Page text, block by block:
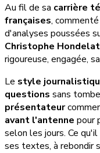
Au fil de sa carrière
françaises,
d'analyses poussées
Christophe
rigoureuse, engagée,
Le style
questions sans
présentateur
avant l'antenne pour
selon les jours. Ce
ses textes, à rebondir